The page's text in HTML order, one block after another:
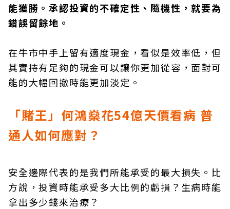
能獲勝。承認投資的不確定性、隨機性，就要為
錯誤留餘地。
在牛市中手上留有適度現金，看似是效率低，但
其實持有足夠的現金可以讓你更加從容，面對可
能的大幅回撤時能更加淡定。
「賭王」何鴻燊花54億天價看病 普
通人如何應對？
安全邊際代表的是我們所能承受的最大損失。比
方說，投資時能承受多大比例的虧損？生病時能
拿出多少錢來治療？